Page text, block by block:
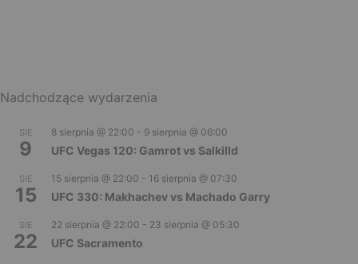
Nadchodzące wydarzenia
SIE
9
8 sierpnia @ 22:00 - 9 sierpnia @ 06:00
UFC Vegas 120: Gamrot vs Salkilld
SIE
15
15 sierpnia @ 22:00 - 16 sierpnia @ 07:30
UFC 330: Makhachev vs Machado Garry
SIE
22
22 sierpnia @ 22:00 - 23 sierpnia @ 05:30
UFC Sacramento